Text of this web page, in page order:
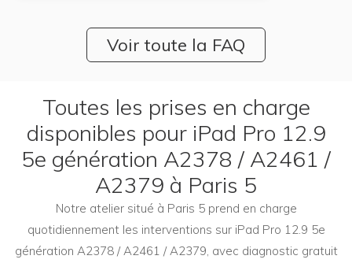
Voir toute la FAQ
Toutes les prises en charge
disponibles pour iPad Pro 12.9
5e génération A2378 / A2461 /
A2379 à Paris 5
Notre atelier situé à Paris 5 prend en charge
quotidiennement les interventions sur iPad Pro 12.9 5e
génération A2378 / A2461 / A2379, avec diagnostic gratuit